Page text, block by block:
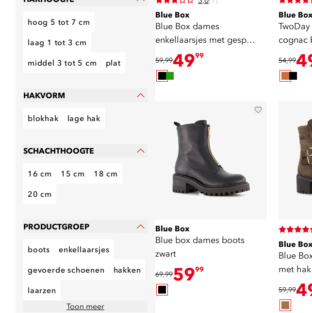
hoog 5 tot 7 cm
laag 1 tot 3 cm
middel 3 tot 5 cm plat
HAKVORM
blokhak lage hak
SCHACHTHOOGTE
16 cm 15 cm 18 cm
20 cm
PRODUCTGROEP
boots enkellaarsjes
gevoerde schoenen hakken
laarzen
Toon meer
Blue Box
Blue Box dames
enkellaarsjes met gesp
59,994999
Blue
cognac
54,99
Blue Box
Blue box dames boots
zwart
69,995999
Blue
Blue
met
59,99